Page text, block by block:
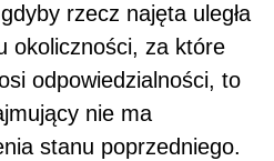
rzecz najęta uległa
okoliczności, za które
odpowiedzialności, to
nie ma
stanu poprzedniego.